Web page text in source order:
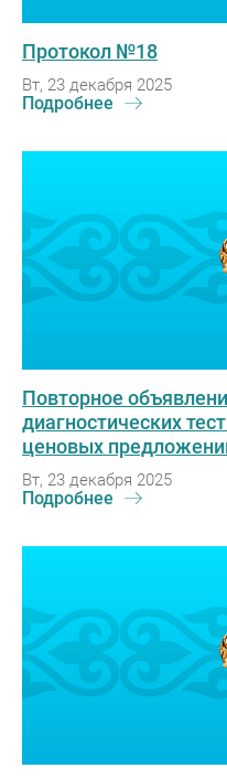
Протокол №18
Вт, 23 декабря 2025
Подробнее
Повторное
диагностических
ценовых
Вт, 23 декабря 2025
Подробнее